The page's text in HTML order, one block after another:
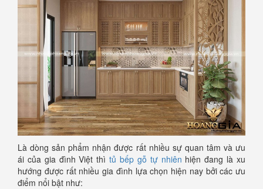
Là dòng sản phẩm nhận được rất nhiều sự quan tâm và ưu
ái của gia đình Việt thìtủ bếp gỗ tự nhiên hiện đang là xu
hướng được rất nhiều gia đình lựa chọn hiện nay bởi các ưu
điểm nổi bật như: